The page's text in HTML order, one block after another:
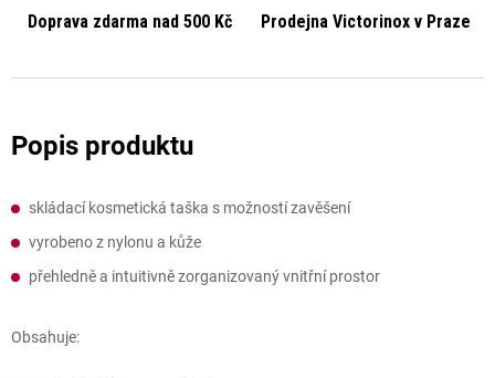
Doprava zdarma nad 500 Kč Prodejna Victorinox v Praze
skládací kosmetická taška s možností zavěšení
vyrobeno z nylonu a kůže
přehledně a intuitivně zorganizovaný vnitřní prostor
Obsahuje: